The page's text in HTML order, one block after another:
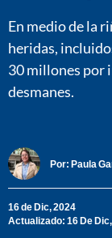
En medio de la
heridas,
30 millones por
desmanes.
Por: Paula
16 de Dic, 2024
Actualizado: 16 De